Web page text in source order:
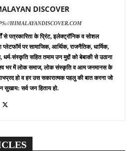
DISCOVER
HIMALAYANDISCOVER.COM
से पत्रकारिता के प्रिंट, इलेक्ट्रॉनिक व सोशल
प्लेटफॉर्म पर सामाजिक, आर्थिक, राजनैतिक, धार्मिक,
धर्म-संस्कृति सहित तमाम उन मुद्दों को बेबाकी से उठाना
भर में लोक समाज, लोक संस्कृति व आम जनमानस के
हो व हर उस सकारात्मक पहलु की बात करना जो
सुखाय: सर्व जन हिताय हो.